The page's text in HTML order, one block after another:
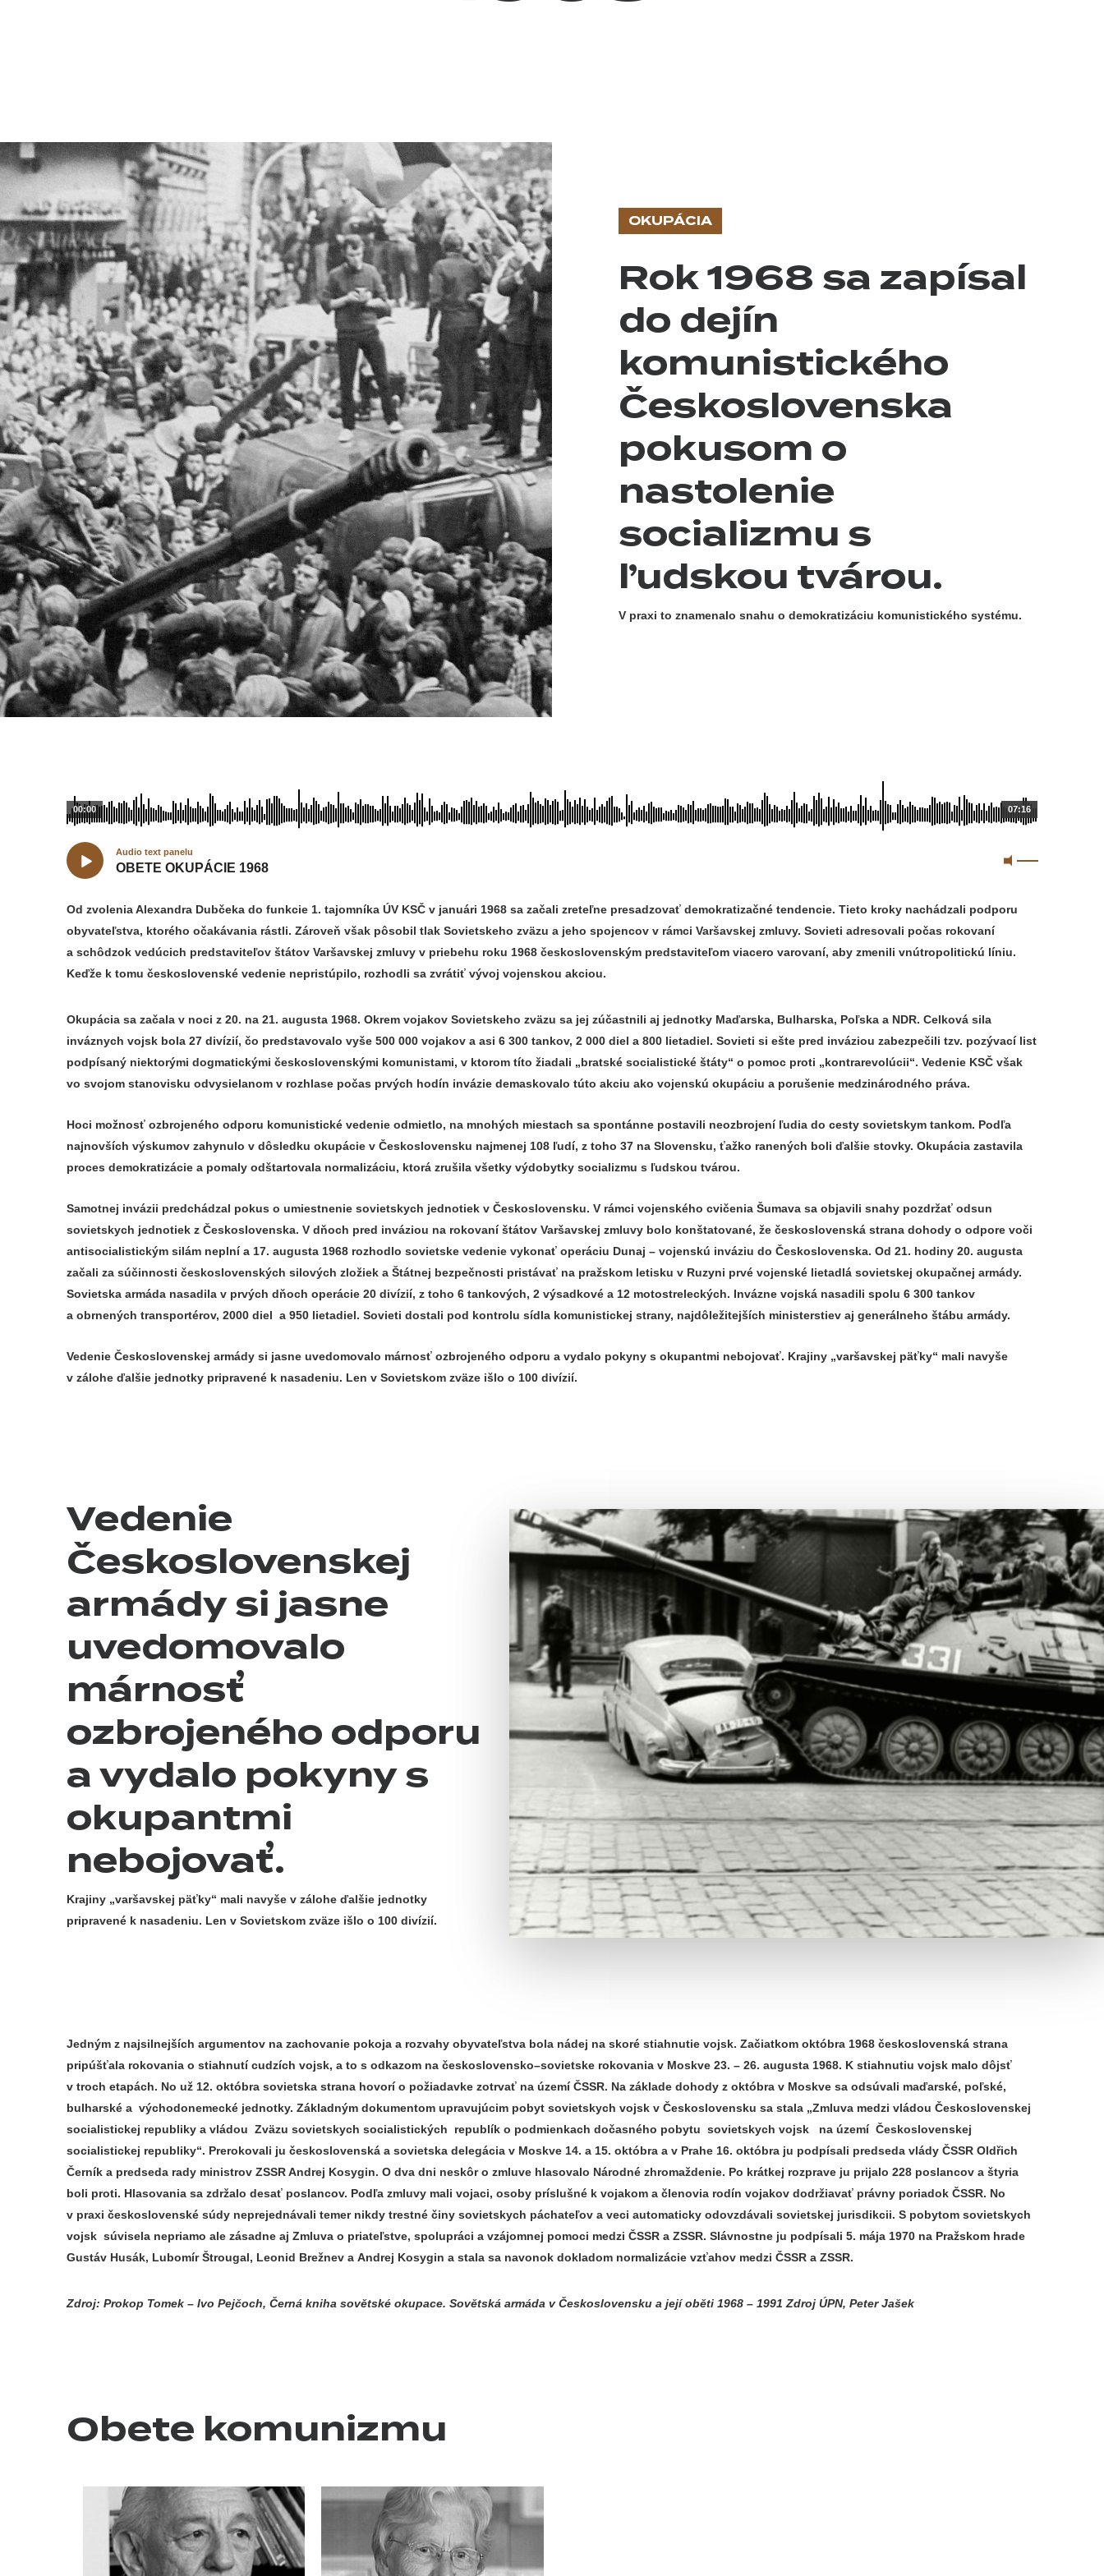
Stlačte Enter pre vyhľadávanie alebo ESC pre zatvorenie
OKUPÁCIA
Rok 1968 sa zapísal
do dejín
komunistického
Československa
pokusom o
nastolenie
socializmu s
ľudskou tvárou.
V praxi to znamenalo snahu o demokratizáciu komunistického systému.
07:16
00:00
Audio text panelu
OBETE OKUPÁCIE 1968
Od zvolenia Alexandra Dubčeka do funkcie 1. tajomníka ÚV KSČ v januári 1968 sa začali zreteľne presadzovať demokratizačné tendencie. Tieto kroky nachádzali podporu
obyvateľstva, ktorého očakávania rástli. Zároveň však pôsobil tlak Sovietskeho zväzu a jeho spojencov v rámci Varšavskej zmluvy. Sovieti adresovali počas rokovaní
a schôdzok vedúcich predstaviteľov štátov Varšavskej zmluvy v priebehu roku 1968 československým predstaviteľom viacero varovaní, aby zmenili vnútropolitickú líniu.
Keďže k tomu československé vedenie nepristúpilo, rozhodli sa zvrátiť vývoj vojenskou akciou.
Okupácia sa začala v noci z 20. na 21. augusta 1968. Okrem vojakov Sovietskeho zväzu sa jej zúčastnili aj jednotky Maďarska, Bulharska, Poľska a NDR. Celková sila
inváznych vojsk bola 27 divízií, čo predstavovalo vyše 500 000 vojakov a asi 6 300 tankov, 2 000 diel a 800 lietadiel. Sovieti si ešte pred inváziou zabezpečili tzv. pozývací list
podpísaný niektorými dogmatickými československými komunistami, v ktorom títo žiadali „bratské socialistické štáty“ o pomoc proti „kontrarevolúcii“. Vedenie KSČ však
vo svojom stanovisku odvysielanom v rozhlase počas prvých hodín invázie demaskovalo túto akciu ako vojenskú okupáciu a porušenie medzinárodného práva.
Hoci možnosť ozbrojeného odporu komunistické vedenie odmietlo, na mnohých miestach sa spontánne postavili neozbrojení ľudia do cesty sovietskym tankom. Podľa
najnovších výskumov zahynulo v dôsledku okupácie v Československu najmenej 108 ľudí, z toho 37 na Slovensku, ťažko ranených boli ďalšie stovky. Okupácia zastavila
proces demokratizácie a pomaly odštartovala normalizáciu, ktorá zrušila všetky výdobytky socializmu s ľudskou tvárou.
Samotnej invázii predchádzal pokus o umiestnenie sovietskych jednotiek v Československu. V rámci vojenského cvičenia Šumava sa objavili snahy pozdržať odsun
sovietskych jednotiek z Československa. V dňoch pred inváziou na rokovaní štátov Varšavskej zmluvy bolo konštatované, že československá strana dohody o odpore voči
antisocialistickým silám neplní a 17. augusta 1968 rozhodlo sovietske vedenie vykonať operáciu Dunaj – vojenskú inváziu do Československa. Od 21. hodiny 20. augusta
začali za súčinnosti československých silových zložiek a Štátnej bezpečnosti pristávať na pražskom letisku v Ruzyni prvé vojenské lietadlá sovietskej okupačnej armády.
Sovietska armáda nasadila v prvých dňoch operácie 20 divízií, z toho 6 tankových, 2 výsadkové a 12 motostreleckých. Invázne vojská nasadili spolu 6 300 tankov
a obrnených transportérov, 2000 diel a 950 lietadiel. Sovieti dostali pod kontrolu sídla komunistickej strany, najdôležitejších ministerstiev aj generálneho štábu armády.
Vedenie Československej armády si jasne uvedomovalo márnosť ozbrojeného odporu a vydalo pokyny s okupantmi nebojovať. Krajiny „varšavskej päťky“ mali navyše
v zálohe ďalšie jednotky pripravené k nasadeniu. Len v Sovietskom zväze išlo o 100 divízií.
Vedenie
Československej
armády si jasne
uvedomovalo
márnosť
ozbrojeného odporu
a vydalo pokyny s
okupantmi
nebojovať.
Krajiny „varšavskej päťky“ mali navyše v zálohe ďalšie jednotky
pripravené k nasadeniu. Len v Sovietskom zväze išlo o 100 divízií.
Jedným z najsilnejších argumentov na zachovanie pokoja a rozvahy obyvateľstva bola nádej na skoré stiahnutie vojsk. Začiatkom októbra 1968 československá strana
pripúšťala rokovania o stiahnutí cudzích vojsk, a to s odkazom na československo–sovietske rokovania v Moskve 23. – 26. augusta 1968. K stiahnutiu vojsk malo dôjsť
v troch etapách. No už 12. októbra sovietska strana hovorí o požiadavke zotrvať na území ČSSR. Na základe dohody z októbra v Moskve sa odsúvali maďarské, poľské,
bulharské a východonemecké jednotky. Základným dokumentom upravujúcim pobyt sovietskych vojsk v Československu sa stala „Zmluva medzi vládou Československej
socialistickej republiky a vládou Zväzu sovietskych socialistických republík o podmienkach dočasného pobytu sovietskych vojsk na území Československej
socialistickej republiky“. Prerokovali ju československá a sovietska delegácia v Moskve 14. a 15. októbra a v Prahe 16. októbra ju podpísali predseda vlády ČSSR Oldřich
Černík a predseda rady ministrov ZSSR Andrej Kosygin. O dva dni neskôr o zmluve hlasovalo Národné zhromaždenie. Po krátkej rozprave ju prijalo 228 poslancov a štyria
boli proti. Hlasovania sa zdržalo desať poslancov. Podľa zmluvy mali vojaci, osoby príslušné k vojakom a členovia rodín vojakov dodržiavať právny poriadok ČSSR. No
v praxi československé súdy neprejednávali temer nikdy trestné činy sovietskych páchateľov a veci automaticky odovzdávali sovietskej jurisdikcii. S pobytom sovietskych
vojsk súvisela nepriamo ale zásadne aj Zmluva o priateľstve, spolupráci a vzájomnej pomoci medzi ČSSR a ZSSR. Slávnostne ju podpísali 5. mája 1970 na Pražskom hrade
Gustáv Husák, Lubomír Štrougal, Leonid Brežnev a Andrej Kosygin a stala sa navonok dokladom normalizácie vzťahov medzi ČSSR a ZSSR.
Zdroj: Prokop Tomek – Ivo Pejčoch, Černá kniha sovětské okupace. Sovětská armáda v Československu a její oběti 1968 – 1991 Zdroj ÚPN, Peter Jašek
Obete komunizmu